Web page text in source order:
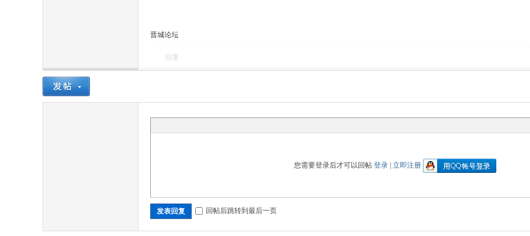
晋城论坛
回复
您需要登录后才可以回帖 登录| 立即注册
发表回复 回帖后跳转到最后一页